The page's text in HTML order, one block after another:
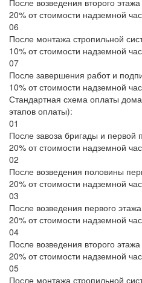
После возведения второго этажа
20% от стоимости надземной
06
После монтажа стропильной
10% от стоимости надземной
07
После завершения работ и
10% от стоимости надземной
Стандартная схема оплаты
этапов оплаты):
01
После завоза бригады и первой
20% от стоимости надземной
02
После возведения половины
20% от стоимости надземной
03
После возведения первого этажа
20% от стоимости надземной
04
После возведения второго этажа
20% от стоимости надземной
05
После монтажа стропильной